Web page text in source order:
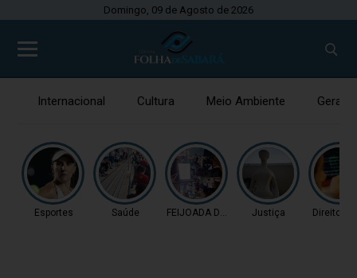
Domingo, 09 de Agosto de 2026
Internacional Cultura Meio Ambiente Gerais
Esportes Saúde FEIJOADA DA PROPAGAN
Justiça Direitos